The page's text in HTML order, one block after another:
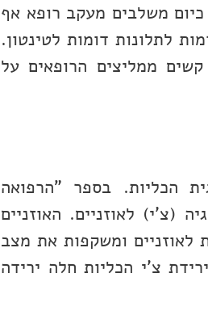
כיום משלבים מעקב רופא אף
לתלונות דומות לטינטון.
קשים ממליצים הרופאים על
הכליות. בספר "הרפואה
(צ’י) לאוזניים. האוזניים
לאוזניים ומשקפות את מצב
צ’י הכליות חלה ירידה